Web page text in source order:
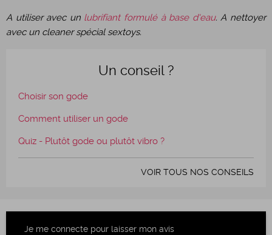
A utiliser avec un lubrifiant formulé à base d'eau. A nettoyer
avec un cleaner spécial sextoys.
Un conseil ?
Choisir son gode
Comment utiliser un gode
Quiz - Plutôt gode ou plutôt vibro ?
VOIR TOUS NOS CONSEILS
Je me connecte pour laisser mon avis